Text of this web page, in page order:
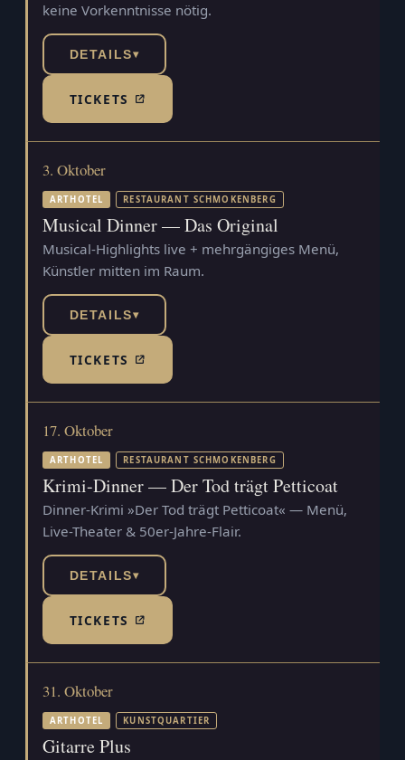
keine Vorkenntnisse nötig.
DETAILS▾
TICKETS(TICKETSHOP, ÖFFNET IN NEUEM TAB)
3. Oktober
ARTHOTEL RESTAURANT SCHMOKENBERG
Musical Dinner — Das Original
Musical-Highlights live + mehrgängiges Menü,
Künstler mitten im Raum.
DETAILS▾
TICKETS(TICKETSHOP, ÖFFNET IN NEUEM TAB)
17. Oktober
ARTHOTEL RESTAURANT SCHMOKENBERG
Krimi-Dinner — Der Tod trägt Petticoat
Dinner-Krimi »Der Tod trägt Petticoat« — Menü,
Live-Theater & 50er-Jahre-Flair.
DETAILS▾
TICKETS(TICKETSHOP, ÖFFNET IN NEUEM TAB)
31. Oktober
ARTHOTEL KUNSTQUARTIER
Gitarre Plus